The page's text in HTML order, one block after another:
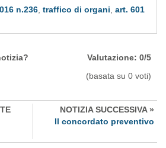
n.236 traffico di organi art. 601
Valutazione: 0/5
(basata su 0 voti)
NOTIZIA SUCCESSIVA »
Il concordato preventivo